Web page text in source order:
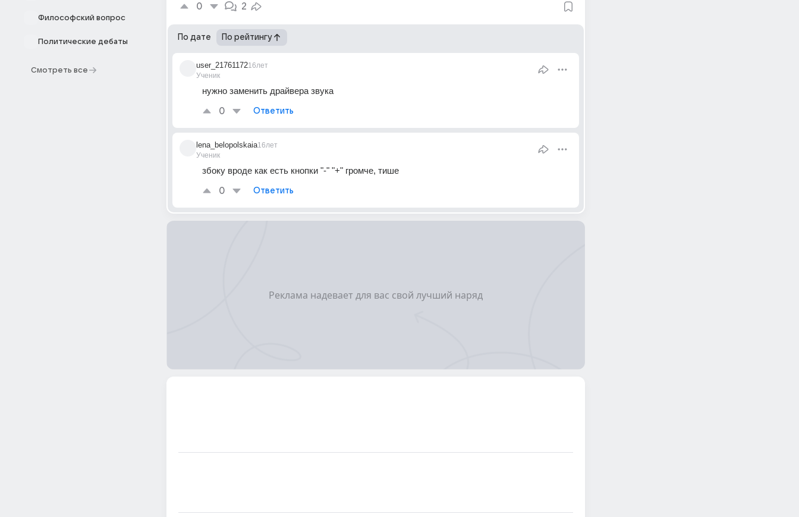
Философский вопрос
Политические дебаты
Смотреть все
0 2
По дате По рейтингу
user_21761172
Ученик
16лет
нужно заменить драйвера звука
0 Ответить
lena_belopolskaia
Ученик
16лет
збоку вроде как есть кнопки "-" "+" громче, тише
0 Ответить